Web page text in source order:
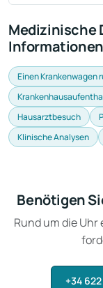
Medizinische
Informationen
Einen Krankenwagen
Hausarztbesuch
Klinische Analysen
Benötigen
Rund um die
+34 622